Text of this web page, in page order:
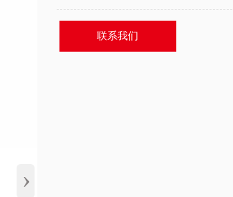
›
联系我们